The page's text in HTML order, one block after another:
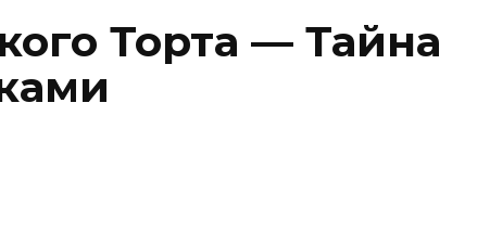
Торта — Тайна